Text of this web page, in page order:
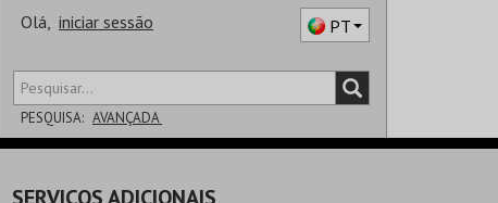
Olá, iniciar sessão PT
PESQUISA: AVANÇADA